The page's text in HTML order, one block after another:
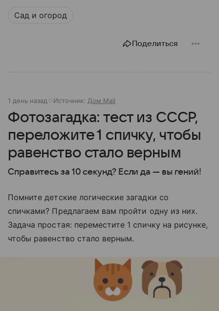
Сад и огород
Поделиться
1 день назад Источник: Дом Mail
Фотозагадка: тест из СССР,
переложите 1 спичку, чтобы
равенство стало верным
Справитесь за 10 секунд? Если да — вы гений!
Помните детские логические загадки со
спичками? Предлагаем вам пройти одну из них.
Задача простая: переместите 1 спичку на рисунке,
чтобы равенство стало верным.